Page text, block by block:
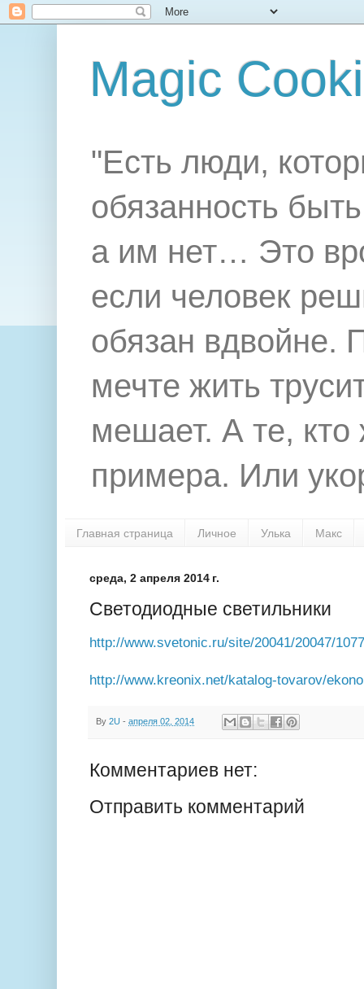
Magic
"Есть люди,
обязанность
а им нет… Это
если человек
обязан вдвойне.
мечте жить
мешает. А те,
примера. Или
Главная страница Личное Улька Макс
среда, 2 апреля 2014 г.
Светодиодные светильники
http://www.svetonic.ru/site/20041/20047/
http://www.kreonix.net/katalog-tovarov/
By 2U - апреля 02, 2014
Комментариев нет:
Отправить комментарий